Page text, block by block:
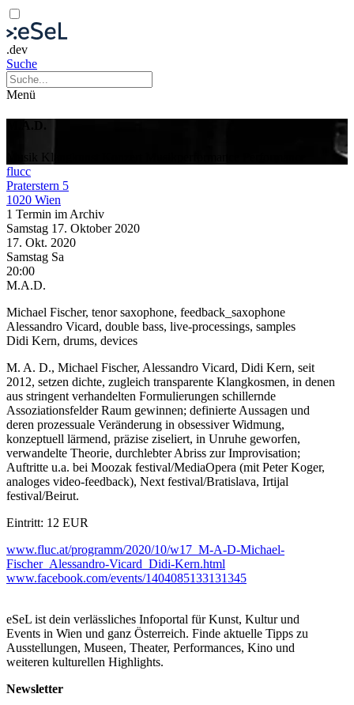
.dev
Suche
Menü
Klangkunst
flucc
Praterstern 5
1020 Wien
1 Termin im Archiv
Samstag 17. Oktober 2020
17. Okt. 2020
Samstag Sa
20:00
M.A.D.
Michael Fischer, tenor saxophone, feedback_saxophone
Alessandro Vicard, double bass, live-processings, samples
Didi Kern, drums, devices
M. A. D., Michael Fischer, Alessandro Vicard, Didi Kern, seit
2012, setzen dichte, zugleich transparente Klangkosmen, in denen
aus stringent verhandelten Formulierungen schillernde
Assoziationsfelder Raum gewinnen; definierte Aussagen und
deren prozessuale Veränderung in obsessiver Widmung,
konzeptuell lärmend, präzise ziseliert, in Unruhe geworfen,
verwandelte Theorie, durchlebter Abriss zur Improvisation;
Auftritte u.a. bei Moozak festival/MediaOpera (mit Peter Koger,
analoges video-feedback), Next festival/Bratislava, Irtijal
festival/Beirut.
Eintritt: 12 EUR
www.fluc.at/programm/2020/10/w17_M-A-D-Michael-
Fischer_Alessandro-Vicard_Didi-Kern.html
www.facebook.com/events/1404085133131345
eSeL ist dein verlässliches Infoportal für Kunst, Kultur und
Events in Wien und ganz Österreich. Finde aktuelle Tipps zu
Ausstellungen, Museen, Theater, Performances, Kino und
weiteren kulturellen Highlights.
Newsletter